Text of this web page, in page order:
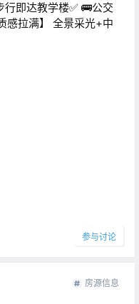
即达教学楼✅ 🚌公交
感拉满】 全景采光+中
参与讨论
房源信息